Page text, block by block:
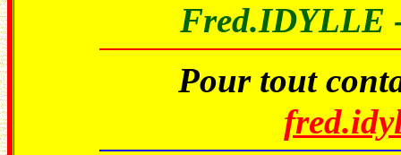
Fred.IDYLLE
Pour tout